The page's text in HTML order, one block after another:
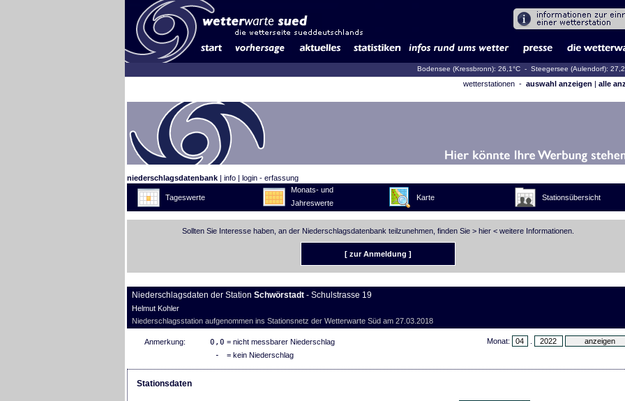
Bodensee (Kressbronn): 26,1°C - Steegersee (Aulendorf):
wetterstationen - auswahl anzeigen | alle
niederschlagsdatenbank| info| login - erfassung
Tageswerte
Monats- und
Jahreswerte
Karte Stationsübersicht
Sollten Sie Interesse haben, an der Niederschlagsdatenbank teilzunehmen, finden Sie > hier< weitere Informationen.
[ zur Anmeldung ]
Niederschlagsdaten der Station Schwörstadt- Schulstrasse 19
Helmut Kohler
Niederschlagsstation aufgenommen ins Stationsnetz der Wetterwarte Süd am 27.03.2018
Monat:
Anmerkung: 0,0 = nicht messbarer Niederschlag
- = kein Niederschlag
Stationsdaten